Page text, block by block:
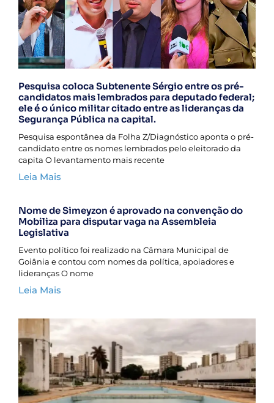
Pesquisa coloca Subtenente Sérgio entre os pré-
candidatos mais lembrados para deputado federal;
ele é o único militar citado entre as lideranças da
Segurança Pública na capital.
Pesquisa espontânea da Folha Z/Diagnóstico aponta o pré-
candidato entre os nomes lembrados pelo eleitorado da
capita O levantamento mais recente
Leia Mais
Nome de Simeyzon é aprovado na convenção do
Mobiliza para disputar vaga na Assembleia
Legislativa
Evento político foi realizado na Câmara Municipal de
Goiânia e contou com nomes da política, apoiadores e
lideranças O nome
Leia Mais